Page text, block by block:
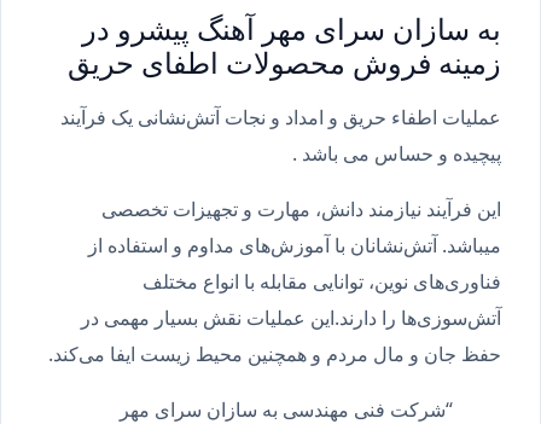
به سازان سرای مهر آهنگ پیشرو در
زمینه فروش محصولات اطفای حریق
عملیات اطفاء حریق و امداد و نجات آتش‌نشانی یک فرآیند
پیچیده و حساس می باشد .
این فرآیند نیازمند دانش، مهارت و تجهیزات تخصصی
میباشد. آتش‌نشانان با آموزش‌های مداوم و استفاده از
فناوری‌های نوین، توانایی مقابله با انواع مختلف
آتش‌سوزی‌ها را دارند.این عملیات نقش بسیار مهمی در
حفظ جان و مال مردم و همچنین محیط زیست ایفا می‌کند.
“شرکت فنی مهندسی به سازان سرای مهر